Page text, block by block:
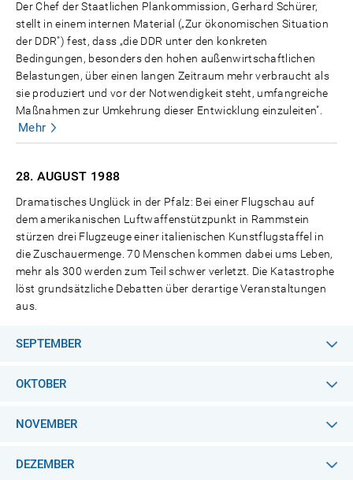
Der Chef der Staatlichen Plankommission, Gerhard Schürer,
stellt in einem internen Material („Zur ökonomischen Situation
der DDR") fest, dass „die DDR unter den konkreten
Bedingungen, besonders den hohen außenwirtschaftlichen
Belastungen, über einen langen Zeitraum mehr verbraucht als
sie produziert und vor der Notwendigkeit steht, umfangreiche
Maßnahmen zur Umkehrung dieser Entwicklung einzuleiten".
Mehr
28. AUGUST 1988
Dramatisches Unglück in der Pfalz: Bei einer Flugschau auf
dem amerikanischen Luftwaffenstützpunkt in Rammstein
stürzen drei Flugzeuge einer italienischen Kunstflugstaffel in
die Zuschauermenge. 70 Menschen kommen dabei ums Leben,
mehr als 300 werden zum Teil schwer verletzt. Die Katastrophe
löst grundsätzliche Debatten über derartige Veranstaltungen
aus.
SEPTEMBER
OKTOBER
NOVEMBER
DEZEMBER